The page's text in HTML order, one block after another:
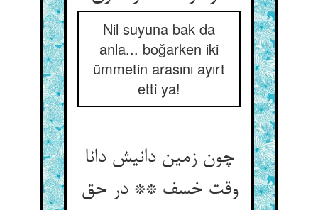
Nil suyuna bak da
anla... boğarken iki
ümmetin arasını ayırt
etti ya!
چون زمین دانیش دانا
وقت خسف ** در حق